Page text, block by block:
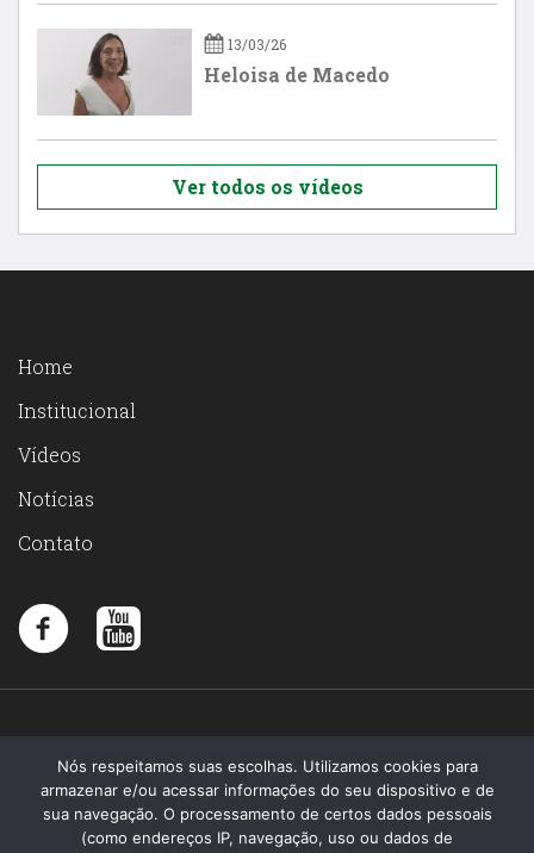
13/03/26
Heloisa de Macedo
Ver todos os vídeos
Home
Institucional
Vídeos
Notícias
Contato
Nós respeitamos suas escolhas. Utilizamos cookies para
armazenar e/ou acessar informações do seu dispositivo e de
sua navegação. O processamento de certos dados pessoais
(como endereços IP, navegação, uso ou dados de